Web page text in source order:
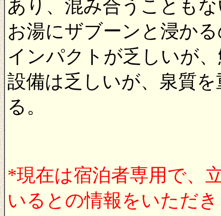
あり、混み合うことも
お湯にザブーンと浸か
インパクトが乏しいが
設備は乏しいが、泉質
る。
*現在は宿泊者専用で、
いるとの情報をいただ